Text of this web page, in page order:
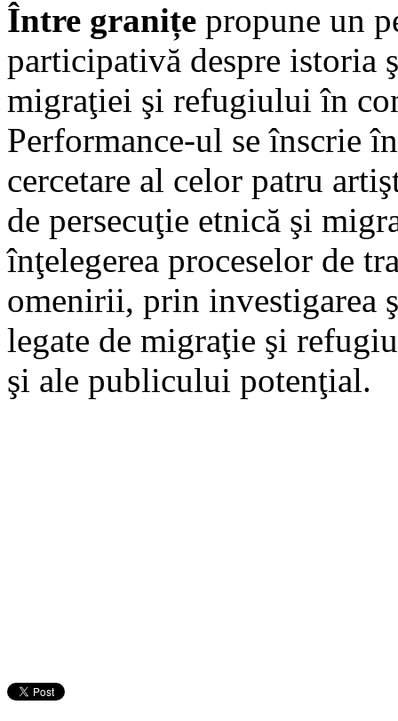
Între granițe propune un
participativă despre istoria
migraţiei şi refugiului în
Performance-ul se înscrie
cercetare al celor patru
de persecuţie etnică şi
înţelegerea proceselor de
omenirii, prin investigarea
legate de migraţie şi
şi ale publicului potenţial.